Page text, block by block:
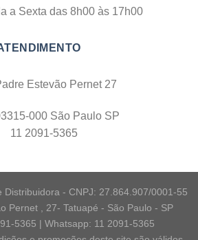
a Sexta das 8h00 às 17h00
Estevão Pernet 27
000 São Paulo SP
11 2091-5365
Distribuidora - CNPJ: 27.864.907/0001-55
Pernet , 27- Tatuapé - São Paulo - SP
5365 | Whatsapp: 11 2091-5365